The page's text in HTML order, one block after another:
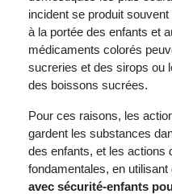
incident se produit
à la portée des enfants et
médicaments colorés
sucreries et des sirops ou
des boissons sucrées.
Pour ces raisons, les
gardent les substances
des enfants, et les actions
fondamentales, en utilisant
avec sécurité-enfants